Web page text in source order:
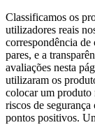
Classificamos os
utilizadores reais
correspondência
pares, e a
avaliações nesta
utilizaram os
colocar um produto
riscos de
pontos positivos.